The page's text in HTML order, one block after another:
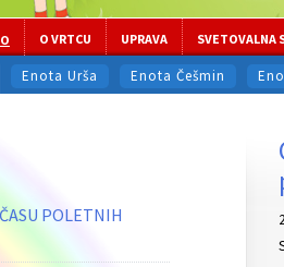
O VRTCU UPRAVA SVETOVALNA
Enota Urša Enota Češmin
POLETNIH